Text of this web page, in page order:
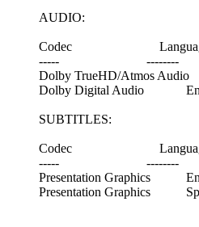
AUDIO:
Codec
----- --------
Dolby TrueHD/Atmos
Dolby Digital Audio
SUBTITLES:
Codec
----- --------
Presentation
Presentation